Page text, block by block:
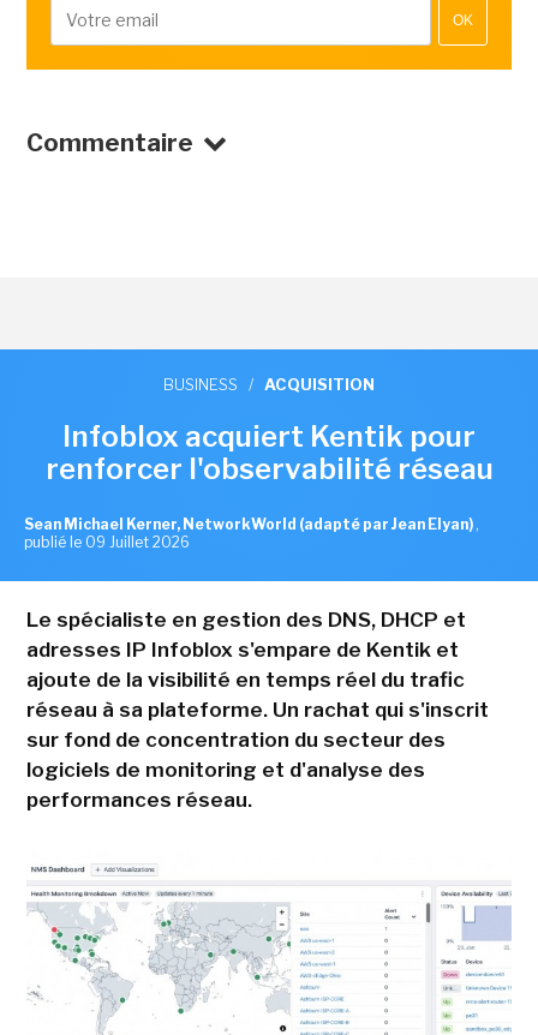
OK
Commentaire
BUSINESS / ACQUISITION
Infoblox acquiert Kentik pour
renforcer l'observabilité réseau
Sean Michael Kerner, NetworkWorld (adapté par Jean Elyan) ,
publié le 09 Juillet 2026
Le spécialiste en gestion des DNS, DHCP et
adresses IP Infoblox s'empare de Kentik et
ajoute de la visibilité en temps réel du trafic
réseau à sa plateforme. Un rachat qui s'inscrit
sur fond de concentration du secteur des
logiciels de monitoring et d'analyse des
performances réseau.